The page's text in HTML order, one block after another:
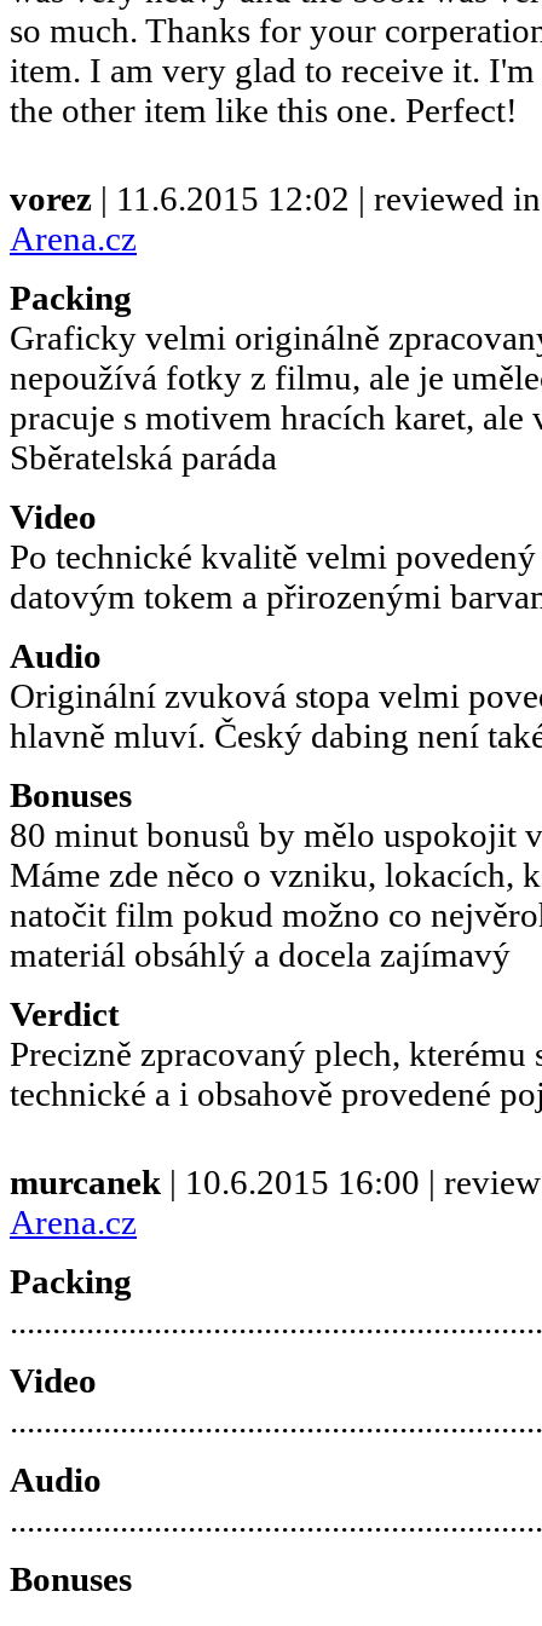
so much. Thanks for your
item. I am very glad to receive it.
the other item like this one. Perfect!
vorez | 11.6.2015 12:02 | reviewed
Arena.cz
Packing
Graficky velmi originálně
nepoužívá fotky z filmu, ale je
pracuje s motivem hracích karet,
Sběratelská paráda
Video
Po technické kvalitě velmi
datovým tokem a přirozenými
Audio
Originální zvuková stopa velmi
hlavně mluví. Český dabing není
Bonuses
80 minut bonusů by mělo uspokojit
Máme zde něco o vzniku, lokacích,
natočit film pokud možno co
materiál obsáhlý a docela zajímavý
Verdict
Precizně zpracovaný plech, kterému
technické a i obsahově provedené
murcanek | 10.6.2015 16:00 |
Arena.cz
Packing
Video
Audio
Bonuses